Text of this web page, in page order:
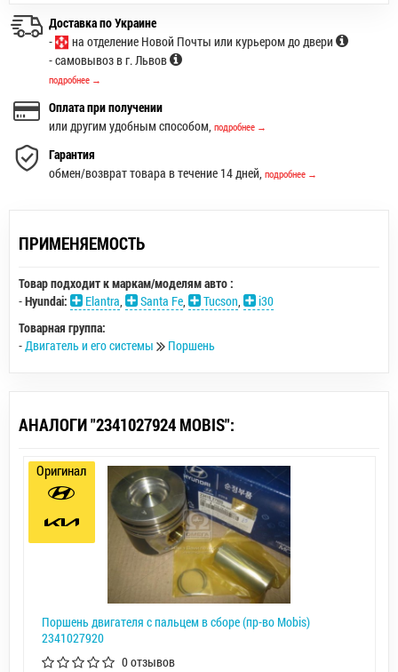
Доставка по Украине
-
на отделение Новой Почты или курьером до двери
- самовывоз в г. Львов
подробнее →
Оплата при получении
или другим удобным способом, подробнее →
Гарантия
обмен/возврат товара в течение 14 дней, подробнее →
ПРИМЕНЯЕМОСТЬ
Товар подходит к маркам/моделям авто :
-Hyundai: Elantra Santa Fe Tucson
i30
Товарная группа:
- Двигатель и его системы Поршень
АНАЛОГИ "2341027924 MOBIS":
Поршень двигателя с пальцем в сборе (пр-во Mobis)
2341027920
0 отзывов
Оригинал